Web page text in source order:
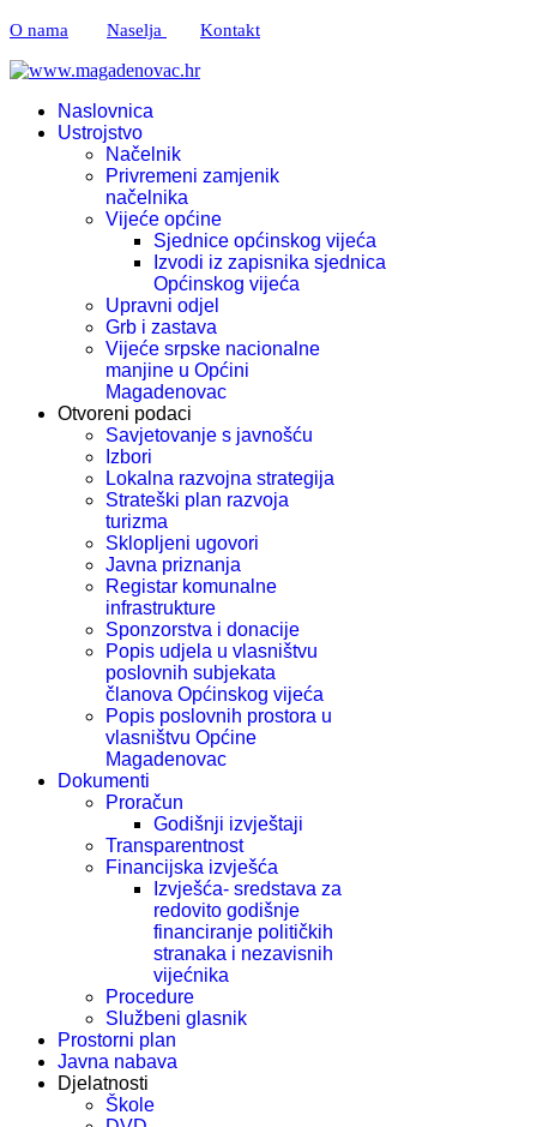
O nama Naselja Kontakt
Naslovnica
Ustrojstvo
Načelnik
Privremeni zamjenik
načelnika
Vijeće općine
Sjednice općinskog vijeća
Izvodi iz zapisnika sjednica
Općinskog vijeća
Upravni odjel
Grb i zastava
Vijeće srpske nacionalne
manjine u Općini
Magadenovac
Otvoreni podaci
Savjetovanje s javnošću
Izbori
Lokalna razvojna strategija
Strateški plan razvoja
turizma
Sklopljeni ugovori
Javna priznanja
Registar komunalne
infrastrukture
Sponzorstva i donacije
Popis udjela u vlasništvu
poslovnih subjekata
članova Općinskog vijeća
Popis poslovnih prostora u
vlasništvu Općine
Magadenovac
Dokumenti
Proračun
Godišnji izvještaji
Transparentnost
Financijska izvješća
Izvješća- sredstava za
redovito godišnje
financiranje političkih
stranaka i nezavisnih
vijećnika
Procedure
Službeni glasnik
Prostorni plan
Javna nabava
Djelatnosti
Škole